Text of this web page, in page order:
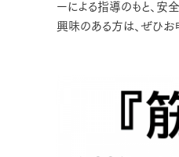
ーによる指導のもと、安
興味のある方は、ぜひお